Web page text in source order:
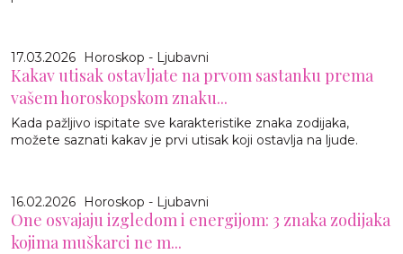
17.03.2026 Horoskop - Ljubavni
Kakav utisak ostavljate na prvom sastanku prema
vašem horoskopskom znaku...
Kada pažljivo ispitate sve karakteristike znaka zodijaka,
možete saznati kakav je prvi utisak koji ostavlja na ljude.
16.02.2026 Horoskop - Ljubavni
One osvajaju izgledom i energijom: 3 znaka zodijaka
kojima muškarci ne m...